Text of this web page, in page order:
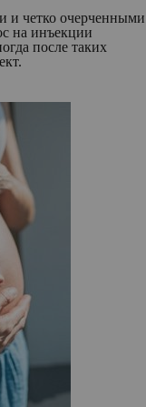
и четко очерченными
на инъекции
после таких